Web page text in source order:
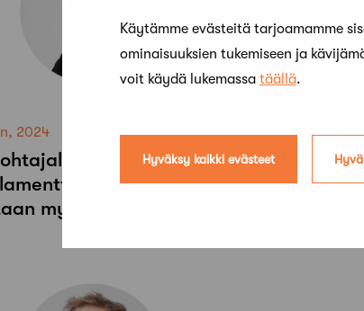
Käytämme evästeitä tarjoamamme
ominaisuuksien tukemiseen ja
voit käydä lukemassa täällä.
Hyväksy kaikki evästeet
2024
myös arkkitehtuuriin
11